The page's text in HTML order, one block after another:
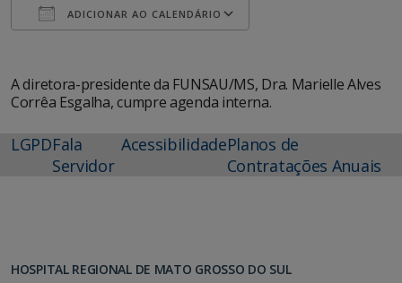
ADICIONAR AO CALENDÁRIO
A diretora-presidente da FUNSAU/MS, Dra. Marielle Alves
Corrêa Esgalha, cumpre agenda interna.
LGPDFala
Servidor
AcessibilidadePlanos de
Contratações Anuais
HOSPITAL REGIONAL DE MATO GROSSO DO SUL